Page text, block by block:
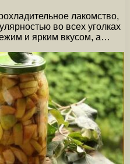
лакомство,
во всех уголках
и ярким вкусом, а…